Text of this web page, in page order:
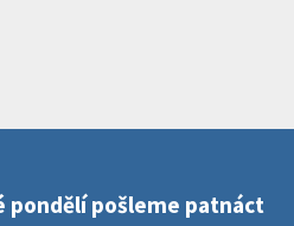
pondělí pošleme patnáct